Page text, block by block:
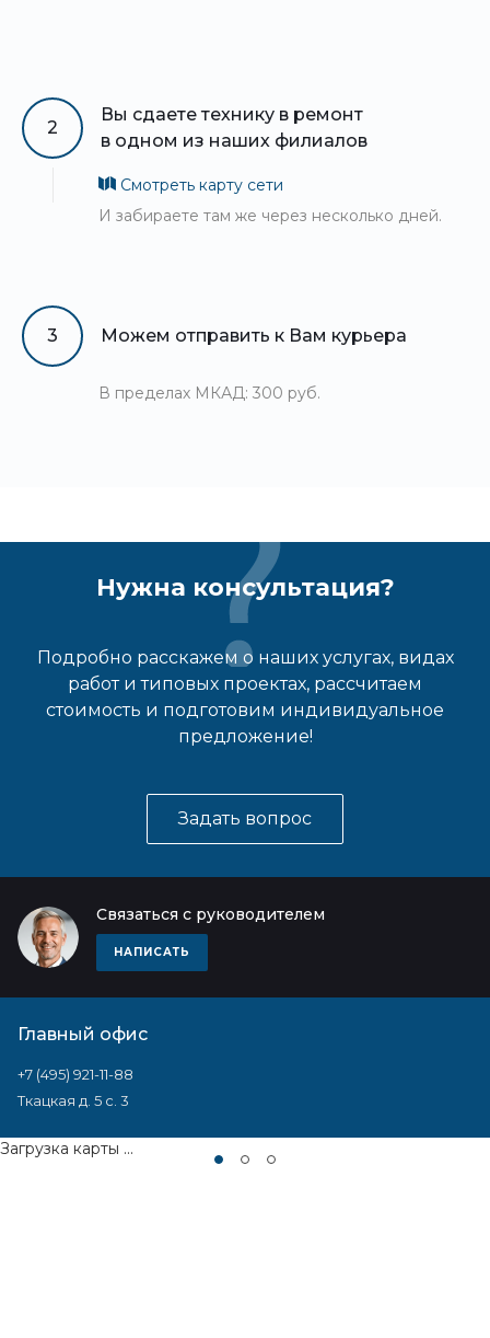
2
Вы сдаете технику в ремонт
в одном из наших филиалов
Смотреть карту сети
И забираете там же через несколько дней.
3 Можем отправить к Вам курьера
В пределах МКАД: 300 руб.
Нужна консультация?
Подробно расскажем о наших услугах, видах
работ и типовых проектах, рассчитаем
стоимость и подготовим индивидуальное
предложение!
Задать вопрос
Связаться с руководителем
НАПИСАТЬ
Главный офис
+7 (495) 921-11-88
Ткацкая д. 5 с. 3
Загрузка карты ...